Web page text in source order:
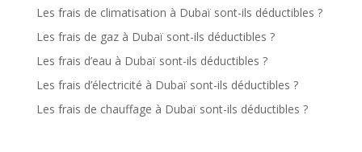
Les frais de climatisation à Dubaï sont-ils déductibles ?
Les frais de gaz à Dubaï sont-ils déductibles ?
Les frais d’eau à Dubaï sont-ils déductibles ?
Les frais d’électricité à Dubaï sont-ils déductibles ?
Les frais de chauffage à Dubaï sont-ils déductibles ?